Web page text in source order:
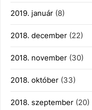
2019. január (8)
2018. december (22)
2018. november (30)
2018. október (33)
2018. szeptember (20)